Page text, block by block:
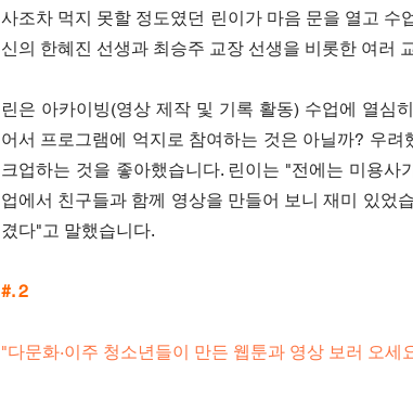
사조차 먹지 못할 정도였던 린이가 마음 문을 열고
신의 한혜진 선생과 최승주 교장 선생을 비롯한 여러
린은 아카이빙(영상 제작 및 기록 활동) 수업에 열심
어서 프로그램에 억지로 참여하는 것은 아닐까? 우
크업하는 것을 좋아했습니다. 린이는 "전에는 미용
업에서 친구들과 함께 영상을 만들어 보니 재미 있었
겼다"고 말했습니다.
#. 2
"다문화·이주 청소년들이 만든 웹툰과 영상 보러 오세